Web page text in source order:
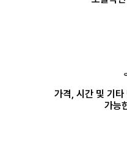
가격, 시간 및 기타
가능